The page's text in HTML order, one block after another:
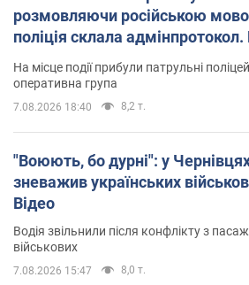
розмовляючи російською
поліція склала адмінпротокол.
На місце події прибули патрульні
оперативна група
7.08.2026 18:40 8,2 т.
"Воюють, бо дурні": у
зневажив українських
Відео
Водія звільнили після конфлікту з
військових
7.08.2026 15:47 8,0 т.